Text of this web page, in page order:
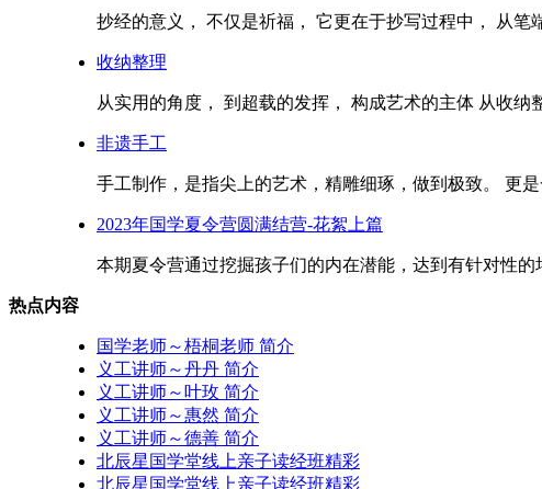
抄经的意义， 不仅是祈福， 它更在于抄写过程中， 从笔
收纳整理
从实用的角度， 到超载的发挥， 构成艺术的主体 从收纳
非遗手工
手工制作，是指尖上的艺术，精雕细琢，做到极致。 更
2023年国学夏令营圆满结营-花絮上篇
本期夏令营通过挖掘孩子们的内在潜能，达到有针对性
热点内容
国学老师～梧桐老师 简介
义工讲师～丹丹 简介
义工讲师～叶玫 简介
义工讲师～惠然 简介
义工讲师～德善 简介
北辰星国学堂线上亲子读经班精彩
北辰星国学堂线上亲子读经班精彩